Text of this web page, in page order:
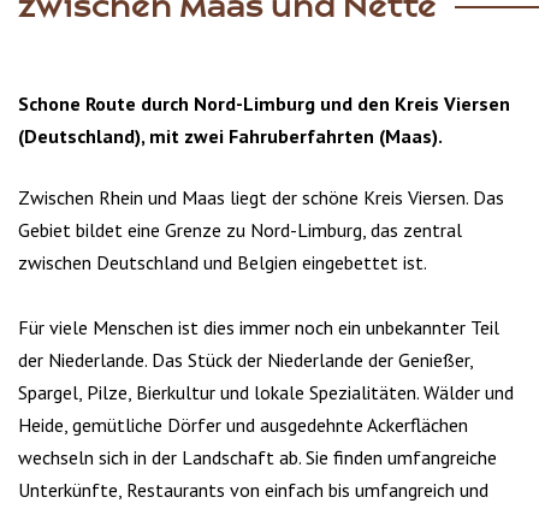
zwischen Maas und Nette
Schone Route durch Nord-Limburg und den Kreis Viersen
(Deutschland), mit zwei Fahruberfahrten (Maas).
Zwischen Rhein und Maas liegt der schöne Kreis Viersen. Das
Gebiet bildet eine Grenze zu Nord-Limburg, das zentral
zwischen Deutschland und Belgien eingebettet ist.
Für viele Menschen ist dies immer noch ein unbekannter Teil
der Niederlande. Das Stück der Niederlande der Genießer,
Spargel, Pilze, Bierkultur und lokale Spezialitäten. Wälder und
Heide, gemütliche Dörfer und ausgedehnte Ackerflächen
wechseln sich in der Landschaft ab. Sie finden umfangreiche
Unterkünfte, Restaurants von einfach bis umfangreich und